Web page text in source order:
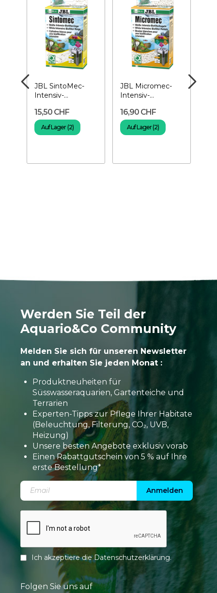
JBL SintoMec-
Intensiv-
15,50 CHF
Auf Lager (2)
JBL Micromec-
Intensiv-
16,90 CHF
Auf Lager (2)
Werden Sie Teil der
Aquario&Co Community
Melden Sie sich für unseren Newsletter
an und erhalten Sie jeden Monat :
Produktneuheiten für
Süsswasseraquarien, Gartenteiche und
Terrarien
Experten-Tipps zur Pflege Ihrer Habitate
(Beleuchtung, Filterung, CO₂, UVB,
Heizung)
Unsere besten Angebote exklusiv vorab
Einen Rabattgutschein von 5 % auf Ihre
erste Bestellung*
Anmelden
Ich akzeptiere dieDatenschutzerklärung.
Folgen Sie uns auf